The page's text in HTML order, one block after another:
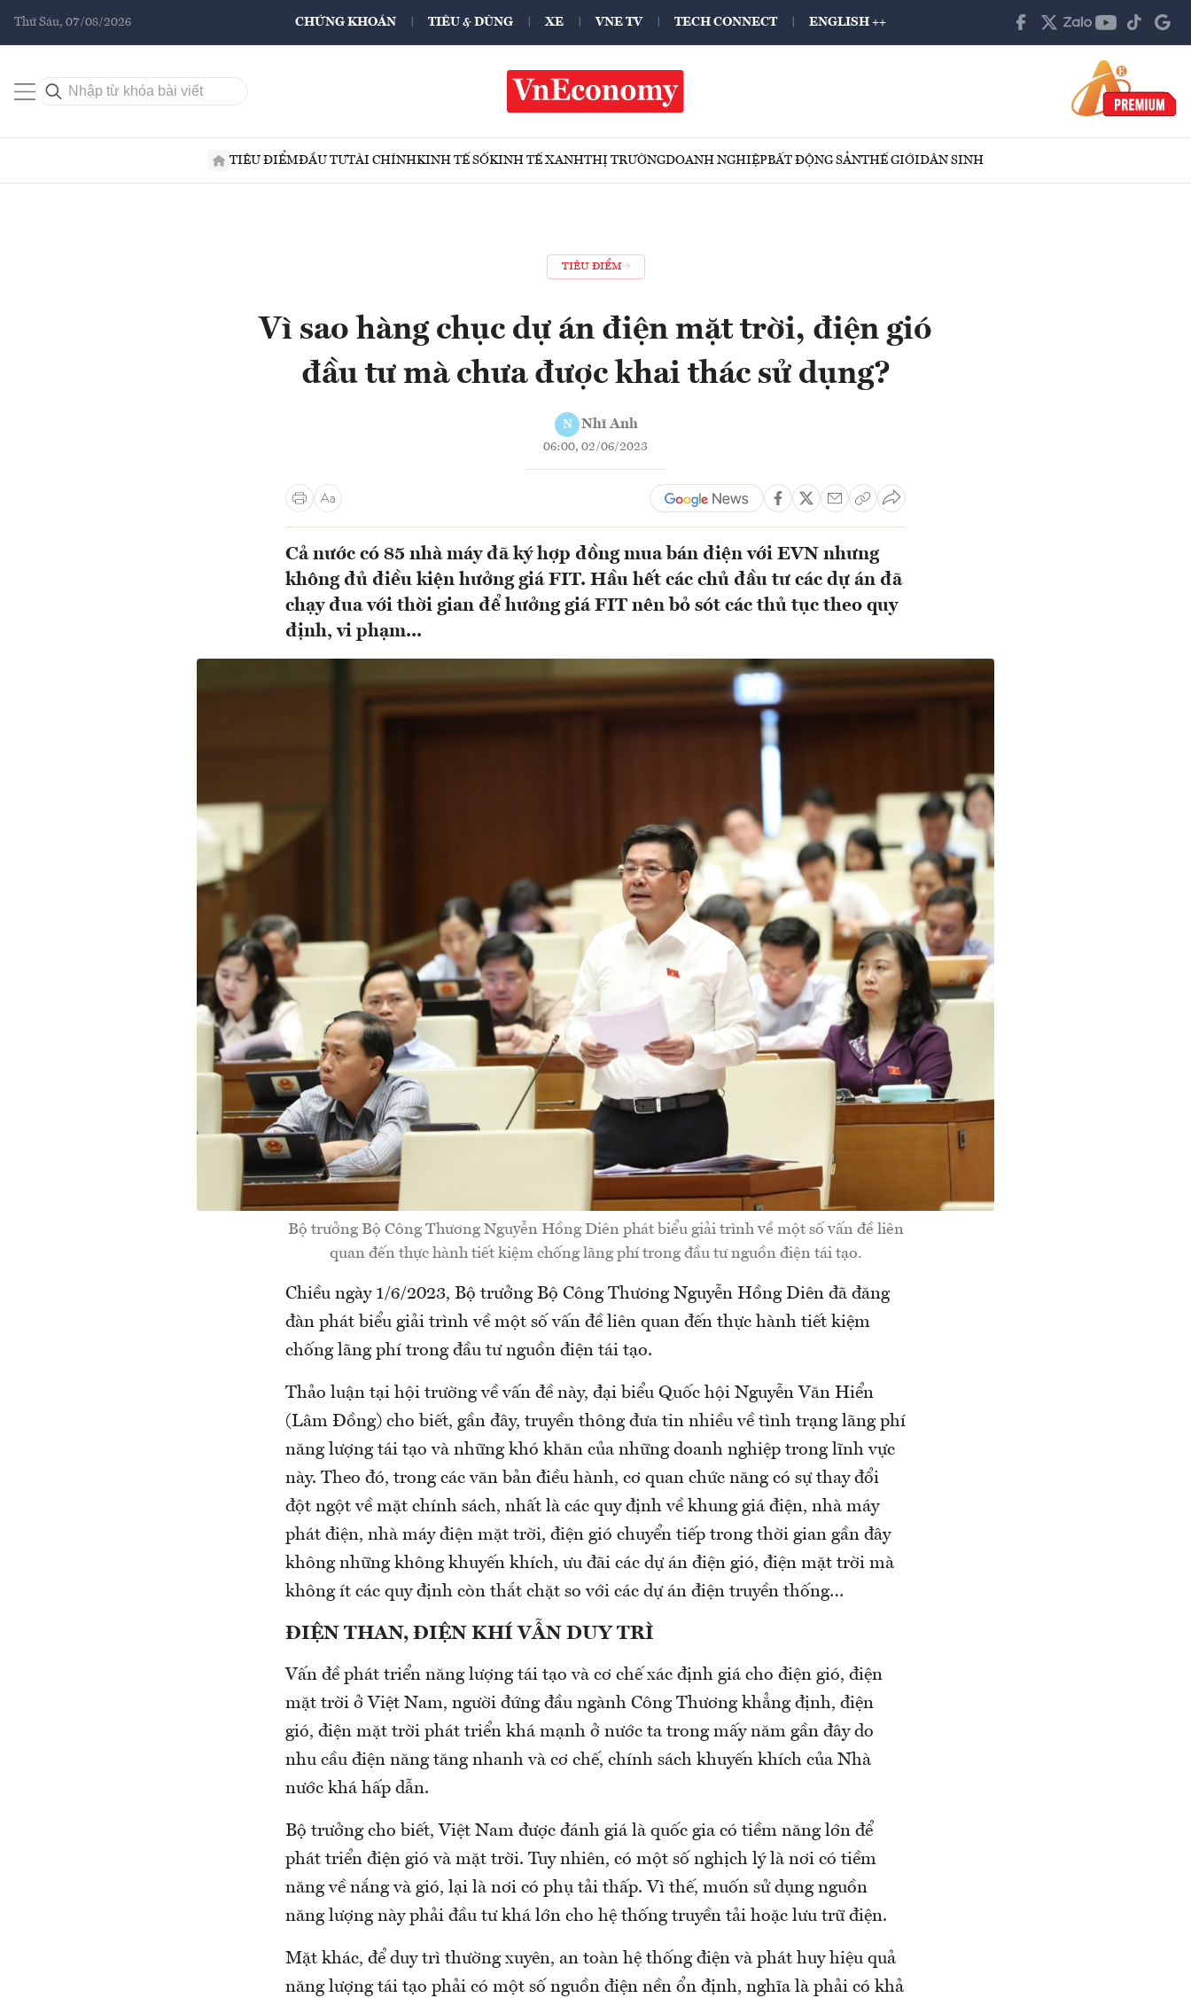
Thứ Sáu, 07/08/2026 CHỨNG KHOÁN TIÊU & DÙNG XE VNE TV TECH CONNECT ENGLISH ++
TIÊU ĐIỂMĐẦU TƯTÀI CHÍNHKINH TẾ SỐKINH TẾ XANHTHỊ TRƯỜNGDOANH NGHIỆPBẤT ĐỘNG SẢNTHẾ GIỚIDÂN SINH
TIÊU ĐIỂM
Vì sao hàng chục dự án điện mặt trời, điện gió
đầu tư mà chưa được khai thác sử dụng?
N Nhĩ Anh
06:00, 02/06/2023
Cả nước có 85 nhà máy đã ký hợp đồng mua bán điện với EVN nhưng
không đủ điều kiện hưởng giá FIT. Hầu hết các chủ đầu tư các dự án đã
chạy đua với thời gian để hưởng giá FIT nên bỏ sót các thủ tục theo quy
định, vi phạm...
Bộ trưởng Bộ Công Thương Nguyễn Hồng Diên phát biểu giải trình về một số vấn đề liên
quan đến thực hành tiết kiệm chống lãng phí trong đầu tư nguồn điện tái tạo.
Chiều ngày 1/6/2023, Bộ trưởng Bộ Công Thương Nguyễn Hồng Diên đã đăng
đàn phát biểu giải trình về một số vấn đề liên quan đến thực hành tiết kiệm
chống lãng phí trong đầu tư nguồn điện tái tạo.
Thảo luận tại hội trường về vấn đề này, đại biểu Quốc hội Nguyễn Văn Hiển
(Lâm Đồng) cho biết, gần đây, truyền thông đưa tin nhiều về tình trạng lãng phí
năng lượng tái tạo và những khó khăn của những doanh nghiệp trong lĩnh vực
này. Theo đó, trong các văn bản điều hành, cơ quan chức năng có sự thay đổi
đột ngột về mặt chính sách, nhất là các quy định về khung giá điện, nhà máy
phát điện, nhà máy điện mặt trời, điện gió chuyển tiếp trong thời gian gần đây
không những không khuyến khích, ưu đãi các dự án điện gió, điện mặt trời mà
không ít các quy định còn thắt chặt so với các dự án điện truyền thống…
ĐIỆN THAN, ĐIỆN KHÍ VẪN DUY TRÌ
Vấn đề phát triển năng lượng tái tạo và cơ chế xác định giá cho điện gió, điện
mặt trời ở Việt Nam, người đứng đầu ngành Công Thương khẳng định, điện
gió, điện mặt trời phát triển khá mạnh ở nước ta trong mấy năm gần đây do
nhu cầu điện năng tăng nhanh và cơ chế, chính sách khuyến khích của Nhà
nước khá hấp dẫn.
Bộ trưởng cho biết, Việt Nam được đánh giá là quốc gia có tiềm năng lớn để
phát triển điện gió và mặt trời. Tuy nhiên, có một số nghịch lý là nơi có tiềm
năng về nắng và gió, lại là nơi có phụ tải thấp. Vì thế, muốn sử dụng nguồn
năng lượng này phải đầu tư khá lớn cho hệ thống truyền tải hoặc lưu trữ điện.
Mặt khác, để duy trì thường xuyên, an toàn hệ thống điện và phát huy hiệu quả
năng lượng tái tạo phải có một số nguồn điện nền ổn định, nghĩa là phải có khả